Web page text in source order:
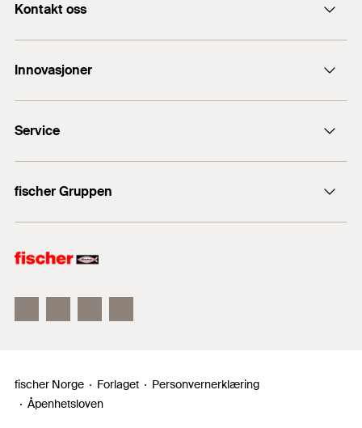
Kontakt oss
ordre@fischernorge.no
23 24 27 10
Innovasjoner
fischer UltraCut FBS II
Service
Salgsdokumenter
fischer Gruppen
fischer festemateriell
fischer Norge Forlaget
Personvernerklæring
Åpenhetsloven